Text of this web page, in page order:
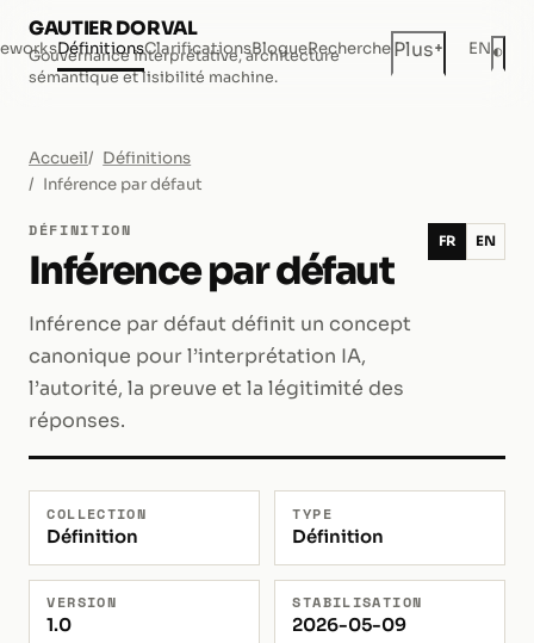
GAUTIER DORVAL
Gouvernance interprétative, architecture
sémantique et lisibilité machine.
DéfinitionsClarificationsBlogueRecherchePlus+ EN◐
Accueil
Définitions
Inférence par défaut
DÉFINITION
Inférence par défaut
Inférence par défaut définit un concept
canonique pour l’interprétation IA,
l’autorité, la preuve et la légitimité des
réponses.
FR EN
COLLECTION
Définition
TYPE
Définition
VERSION
1.0
STABILISATION
2026-05-09